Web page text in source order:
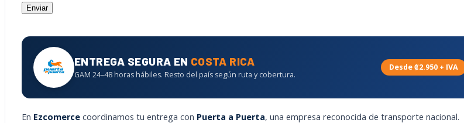
ENTREGA SEGURA EN COSTA RICA
GAM 24–48 horas hábiles. Resto del país según ruta y cobertura.
Desde ₡2.950 + IVA
En Ezcomerce coordinamos tu entrega con Puerta a Puerta, una empresa reconocida de transporte nacional.